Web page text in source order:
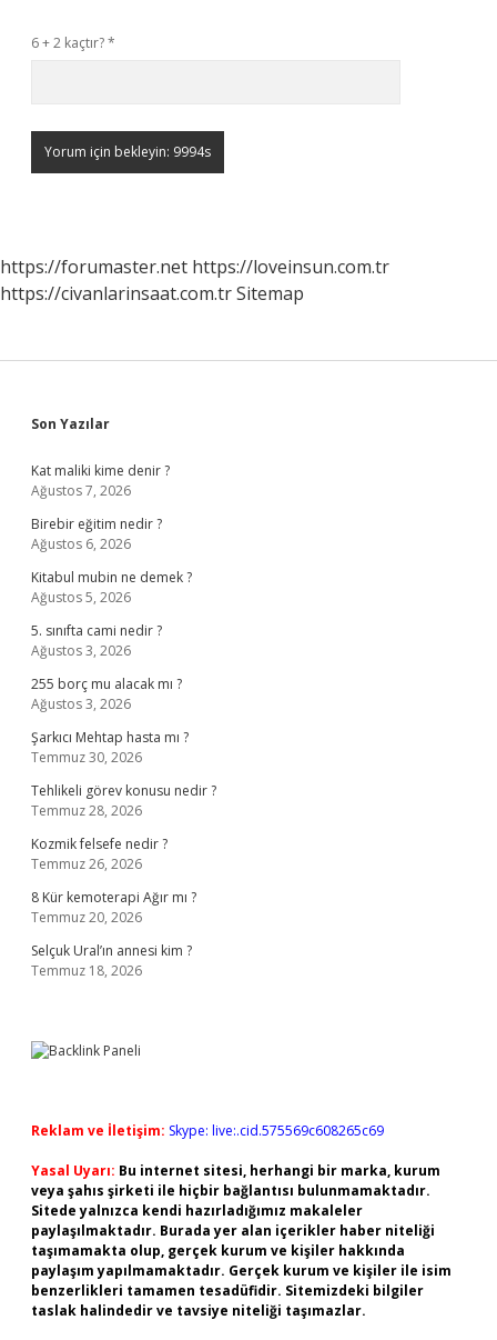
6 + 2 kaçtır?*
https://forumaster.net https://loveinsun.com.tr
https://civanlarinsaat.com.trSitemap
Sidebar
Son Yazılar
Kat maliki kime denir ?
Ağustos 7, 2026
Birebir eğitim nedir ?
Ağustos 6, 2026
Kitabul mubin ne demek ?
Ağustos 5, 2026
5. sınıfta cami nedir ?
Ağustos 3, 2026
255 borç mu alacak mı ?
Ağustos 3, 2026
Şarkıcı Mehtap hasta mı ?
Temmuz 30, 2026
Tehlikeli görev konusu nedir ?
Temmuz 28, 2026
Kozmik felsefe nedir ?
Temmuz 26, 2026
8 Kür kemoterapi Ağır mı ?
Temmuz 20, 2026
Selçuk Ural’ın annesi kim ?
Temmuz 18, 2026
Reklam ve İletişim: Skype: live:.cid.575569c608265c69
Yasal Uyarı: Bu internet sitesi, herhangi bir marka, kurum
veya şahıs şirketi ile hiçbir bağlantısı bulunmamaktadır.
Sitede yalnızca kendi hazırladığımız makaleler
paylaşılmaktadır. Burada yer alan içerikler haber niteliği
taşımamakta olup, gerçek kurum ve kişiler hakkında
paylaşım yapılmamaktadır. Gerçek kurum ve kişiler ile isim
benzerlikleri tamamen tesadüfidir. Sitemizdeki bilgiler
taslak halindedir ve tavsiye niteliği taşımazlar.